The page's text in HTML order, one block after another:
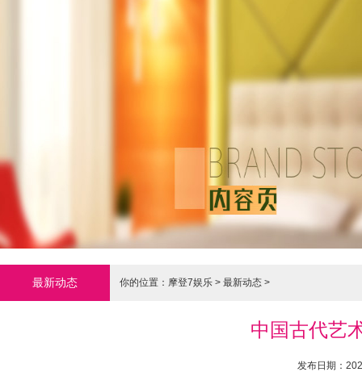
最新动态 你的位置： 摩登7娱乐 > 最新动态 >
中国古代艺
发布日期：